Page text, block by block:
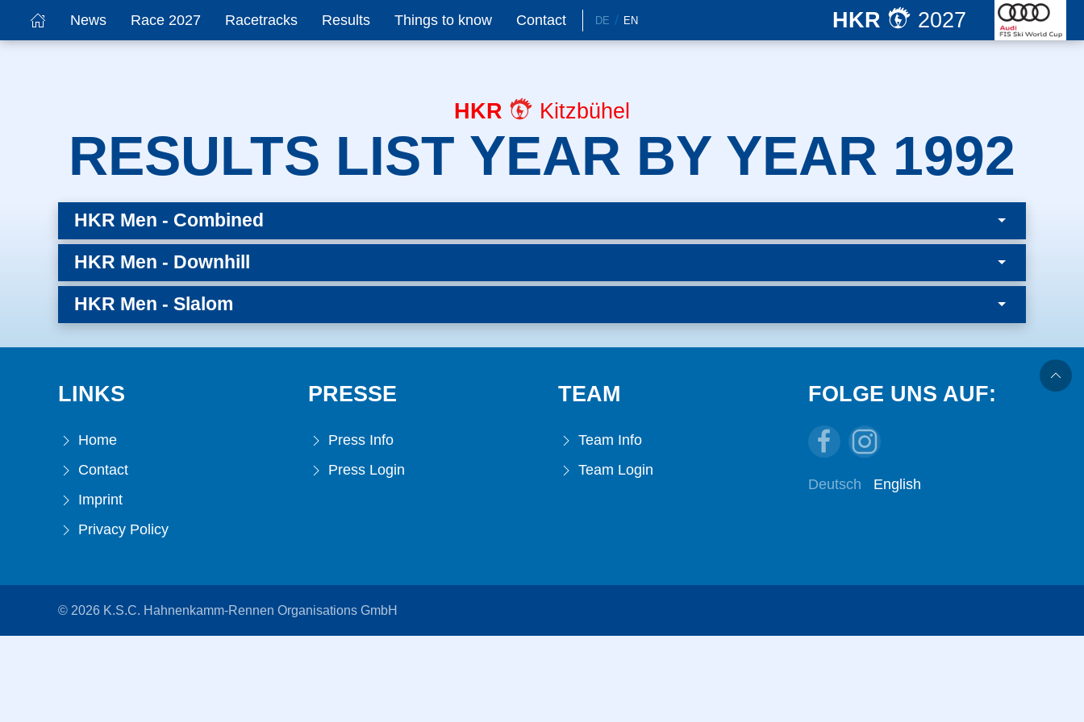
News Race 2027 Racetracks Results Things to know Contact DE EN HKR 2027
HKR Kitzbühel
RESULTS LIST YEAR BY YEAR 1992
HKR Men - Combined
HKR Men - Downhill
HKR Men - Slalom
LINKS
Home
Contact
Imprint
Privacy Policy
PRESSE
Press Info
Press Login
TEAM
Team Info
Team Login
FOLGE UNS AUF:
Deutsch English
© 2026 K.S.C. Hahnenkamm-Rennen Organisations GmbH